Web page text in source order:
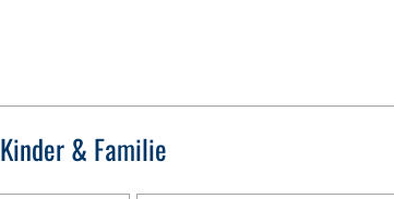
Kinder & Familie